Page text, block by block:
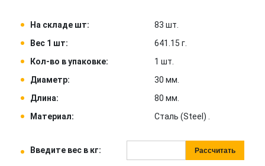
На складе шт:
83 шт.
Вес 1 шт:
641.15 г.
Кол-во в упаковке:
1 шт.
Диаметр:
30 мм.
Длина:
80 мм.
Материал:
Сталь (Steel) .
Введите вес в кг: Рассчитать